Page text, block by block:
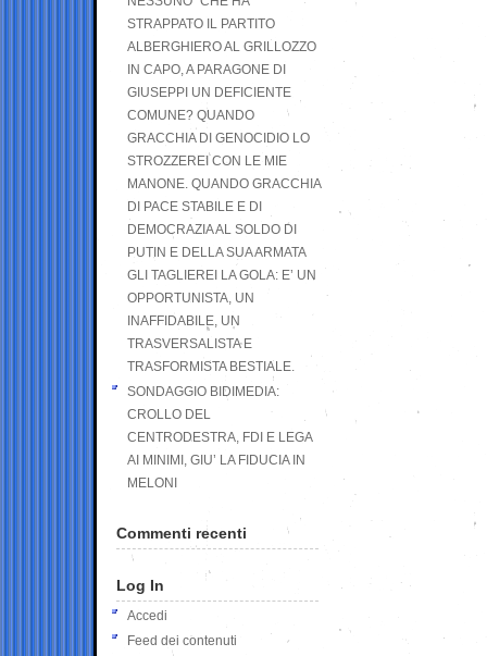
STRAPPATO IL PARTITO
ALBERGHIERO AL GRILLOZZO
IN CAPO, A PARAGONE DI
GIUSEPPI UN DEFICIENTE
COMUNE? QUANDO
GRACCHIA DI GENOCIDIO LO
STROZZEREI CON LE MIE
MANONE. QUANDO GRACCHIA
DI PACE STABILE E DI
DEMOCRAZIA AL SOLDO DI
PUTIN E DELLA SUA ARMATA
GLI TAGLIEREI LA GOLA: E’ UN
OPPORTUNISTA, UN
INAFFIDABILE, UN
TRASVERSALISTA E
TRASFORMISTA BESTIALE.
SONDAGGIO BIDIMEDIA:
CROLLO DEL
CENTRODESTRA, FDI E LEGA
AI MINIMI, GIU’ LA FIDUCIA IN
MELONI
Commenti recenti
Log In
Accedi
Feed dei contenuti